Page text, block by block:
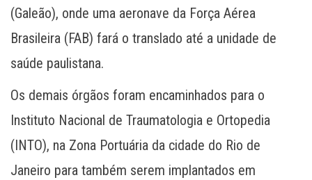
(Galeão), onde uma aeronave da Força Aérea
Brasileira (FAB) fará o translado até a unidade de
saúde paulistana.
Os demais órgãos foram encaminhados para o
Instituto Nacional de Traumatologia e Ortopedia
(INTO), na Zona Portuária da cidade do Rio de
Janeiro para também serem implantados em